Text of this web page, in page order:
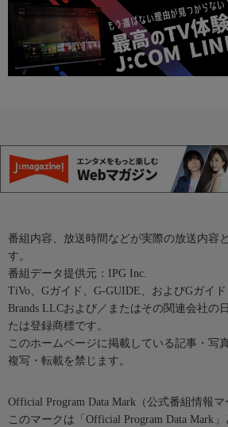
番組内容、放送時間などが実際の放送内容
す。
番組データ提供元：IPG Inc.
TiVo、Gガイド、G-GUIDE、およびGガイ
Brands LLCおよび／またはその関連会社の
たは登録商標です。
このホームページに掲載している記事・写
複写・転載を禁じます。
Official Program Data Mark（公式番組情報マ
このマークは「Official Program Data Mark